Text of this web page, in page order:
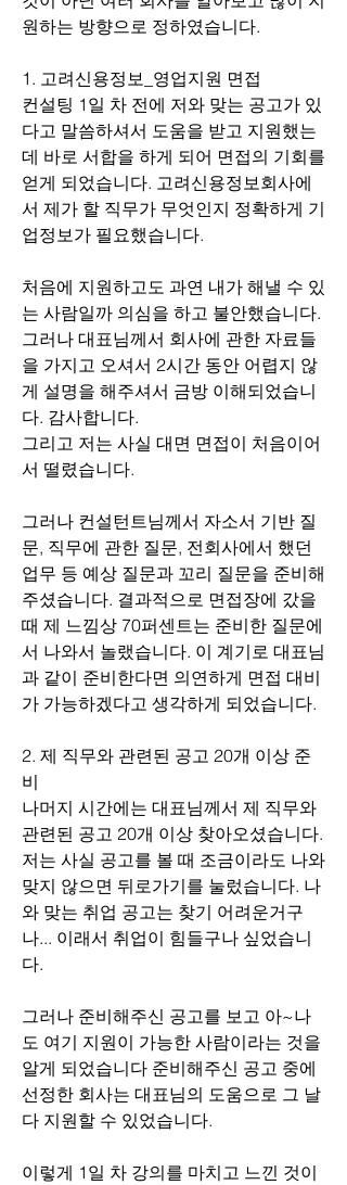
원하는 방향으로 정하였습니다.
1. 고려신용정보_영업지원 면접
컨설팅 1일 차 전에 저와 맞는 공고가 있
다고 말씀하셔서 도움을 받고 지원했는
데 바로 서합을 하게 되어 면접의 기회를
얻게 되었습니다. 고려신용정보회사에
서 제가 할 직무가 무엇인지 정확하게 기
업정보가 필요했습니다.
처음에 지원하고도 과연 내가 해낼 수 있
는 사람일까 의심을 하고 불안했습니다.
그러나 대표님께서 회사에 관한 자료들
을 가지고 오셔서 2시간 동안 어렵지 않
게 설명을 해주셔서 금방 이해되었습니
다. 감사합니다.
그리고 저는 사실 대면 면접이 처음이어
서 떨렸습니다.
그러나 컨설턴트님께서 자소서 기반 질
문, 직무에 관한 질문, 전회사에서 했던
업무 등 예상 질문과 꼬리 질문을 준비해
주셨습니다. 결과적으로 면접장에 갔을
때 제 느낌상 70퍼센트는 준비한 질문에
서 나와서 놀랬습니다. 이 계기로 대표님
과 같이 준비한다면 의연하게 면접 대비
가 가능하겠다고 생각하게 되었습니다.
2. 제 직무와 관련된 공고 20개 이상 준
비
나머지 시간에는 대표님께서 제 직무와
관련된 공고 20개 이상 찾아오셨습니다.
저는 사실 공고를 볼 때 조금이라도 나와
맞지 않으면 뒤로가기를 눌렀습니다. 나
와 맞는 취업 공고는 찾기 어려운거구
나... 이래서 취업이 힘들구나 싶었습니
다.
그러나 준비해주신 공고를 보고 아~나
도 여기 지원이 가능한 사람이라는 것을
알게 되었습니다 준비해주신 공고 중에
선정한 회사는 대표님의 도움으로 그 날
다 지원할 수 있었습니다.
이렇게 1일 차 강의를 마치고 느낀 것이